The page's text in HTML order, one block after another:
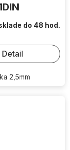
do 48 hod.
Detail
2,5mm